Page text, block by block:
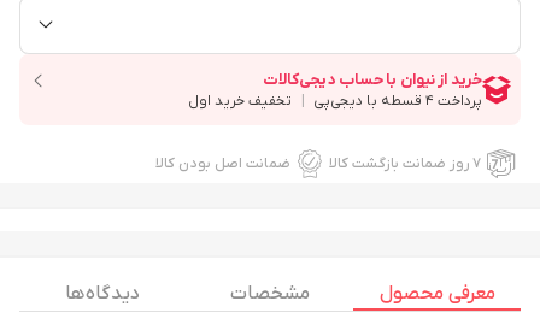
۷ روز ضمانت بازگشت کالا ضمانت اصل بودن کالا
معرفی محصول مشخصات
دیدگاه ها